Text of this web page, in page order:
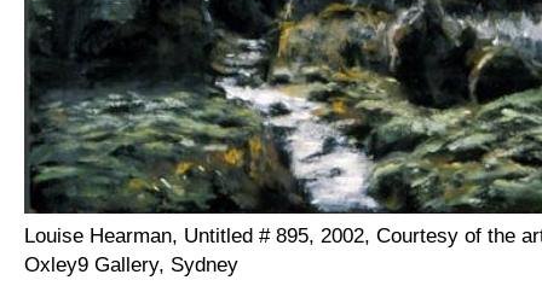
Louise Hearman, Untitled # 895, 2002, Courtesy of the
Oxley9 Gallery, Sydney